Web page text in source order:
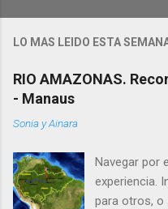
LO MAS LEIDO ESTA
RIO AMAZONAS.
- Manaus
Sonia y Ainara
Navegar por
experiencia.
para otros, o